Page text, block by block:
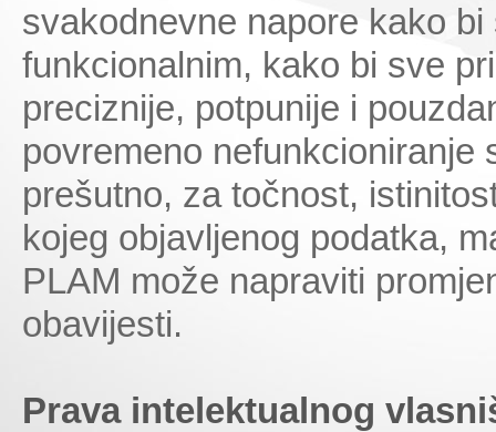
svakodnevne napore kako
funkcionalnim, kako bi sve
preciznije, potpunije i
povremeno nefunkcioniranje
prešutno, za točnost,
kojeg objavljenog podatka,
PLAM može napraviti
obavijesti.
Prava intelektualnog